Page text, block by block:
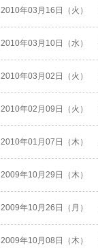
2010年03月16日（火）
2010年03月10日（水）
2010年03月02日（火）
2010年02月09日（火）
2010年01月07日（木）
2009年10月29日（木）
2009年10月26日（月）
2009年10月08日（木）